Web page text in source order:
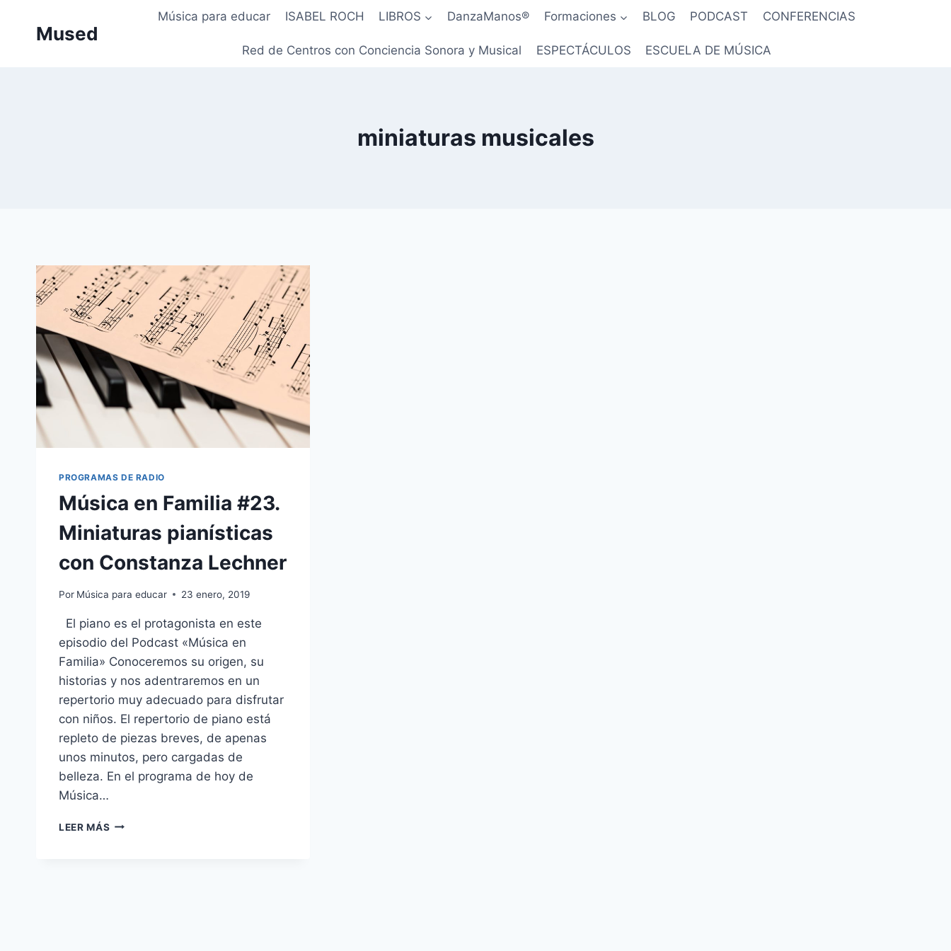
Mused
Música para educar ISABEL ROCH LIBROS DanzaManos® Formaciones BLOG PODCAST CONFERENCIAS
Red de Centros con Conciencia Sonora y Musical ESPECTÁCULOS ESCUELA DE MÚSICA
miniaturas musicales
PROGRAMAS DE RADIO
Música en Familia #23.
Miniaturas pianísticas
con Constanza Lechner
Por Música para educar 23 enero, 2019
El piano es el protagonista en este
episodio del Podcast «Música en
Familia» Conoceremos su origen, su
historias y nos adentraremos en un
repertorio muy adecuado para disfrutar
con niños. El repertorio de piano está
repleto de piezas breves, de apenas
unos minutos, pero cargadas de
belleza. En el programa de hoy de
Música…
LEER MÁS MÚSICA